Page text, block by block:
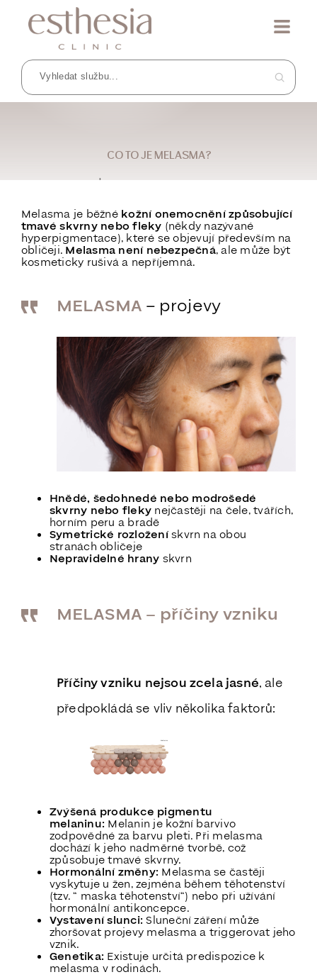
CO TO JE MELASMA?
DOMŮ
Melasma je běžné kožní onemocnění způsobující
tmavé skvrny nebo fleky (někdy nazývané
hyperpigmentace), které se objevují především na
obličeji. Melasma není nebezpečná, ale může být
kosmeticky rušivá a nepříjemná.
MELASMA – projevy
Hnědé, šedohnedé nebo modrošedé
skvrny nebo fleky nejčastěji na čele, tvářích,
horním peru a bradě
Symetrické rozloženískvrn na obou
stranách obličeje
Nepravidelné hrany skvrn
MELASMA – příčiny vzniku
Příčiny vzniku nejsou zcela jasné, ale
předpokládá se vliv několika faktorů:
Zvýšená produkce pigmentu
melaninu: Melanin je kožní barvivo
zodpovědné za barvu pleti. Při melasma
dochází k jeho nadměrné tvorbě, což
způsobuje tmavé skvrny.
Hormonální změny: Melasma se častěji
vyskytuje u žen, zejména během těhotenství
(tzv. “ maska těhotenství“) nebo při užívání
hormonální antikoncepce.
Vystavení slunci: Sluneční záření může
zhoršovat projevy melasma a triggerovat jeho
vznik.
Genetika: Existuje určitá predispozice k
melasma v rodinách.